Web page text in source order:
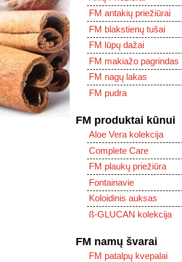
FM antakių priežiūrai
FM blakstienų tušai
FM lūpų dažai
FM makiažo pagrindas
FM nagų lakas
FM pudra
FM produktai kūnui
Aloe Vera kolekcija
Complete Care
FM plaukų priežiūra
Fontainavie
Koloidinis auksas
ß-GLUCAN kolekcija
FM namų švarai
FM patalpų kvepalai